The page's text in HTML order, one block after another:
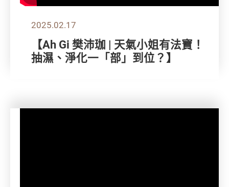
2025.02.17
【Ah Gi 樊沛珈 | 天氣小姐有法寶！
抽濕、淨化一「部」到位？】